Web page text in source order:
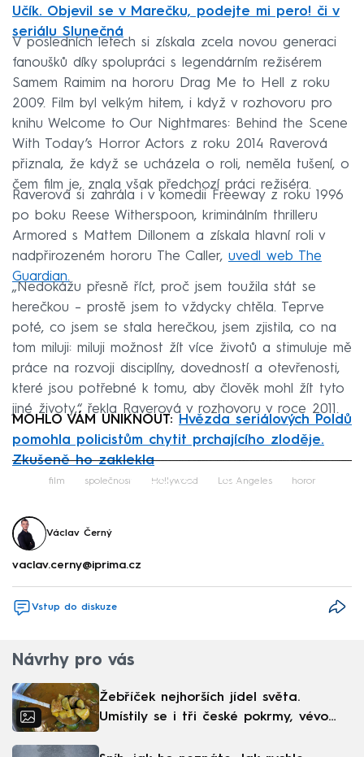
Učík. Objevil se v Marečku, podejte mi pero! či v
seriálu Slunečná
V posledních letech si získala zcela novou generaci
fanoušků díky spolupráci s legendárním režisérem
Samem Raimim na hororu Drag Me to Hell z roku
2009. Film byl velkým hitem, i když v rozhovoru pro
knihu Welcome to Our Nightmares: Behind the Scene
With Today’s Horror Actors z roku 2014 Raverová
přiznala, že když se ucházela o roli, neměla tušení, o
čem film je, znala však předchozí práci režiséra.
Raverová si zahrála i v komedii Freeway z roku 1996
po boku Reese Witherspoon, kriminálním thrilleru
Armored s Mattem Dillonem a získala hlavní roli v
nadpřirozeném hororu The Caller, uvedl web The
Guardian.
„Nedokážu přesně říct, proč jsem toužila stát se
herečkou – prostě jsem to vždycky chtěla. Teprve
poté, co jsem se stala herečkou, jsem zjistila, co na
tom miluji: miluji možnost žít více životů a stimuluje mě
práce na rozvoji disciplíny, dovedností a otevřenosti,
které jsou potřebné k tomu, aby člověk mohl žít tyto
jiné životy,“ řekla Raverová v rozhovoru v roce 2011.
MOHLO VÁM UNIKNOUT: Hvězda seriálových Poldů
pomohla policistům chytit prchajícího zloděje.
Zkušeně ho zaklekla
Failed to fetch
film společnost Hollywood Los Angeles horor
Václav Černý
vaclav.cerny@iprima.cz
Vstup do diskuze
Návrhy pro vás
Žebříček nejhorších jídel světa.
Umístily se i tři české pokrmy, vévodí